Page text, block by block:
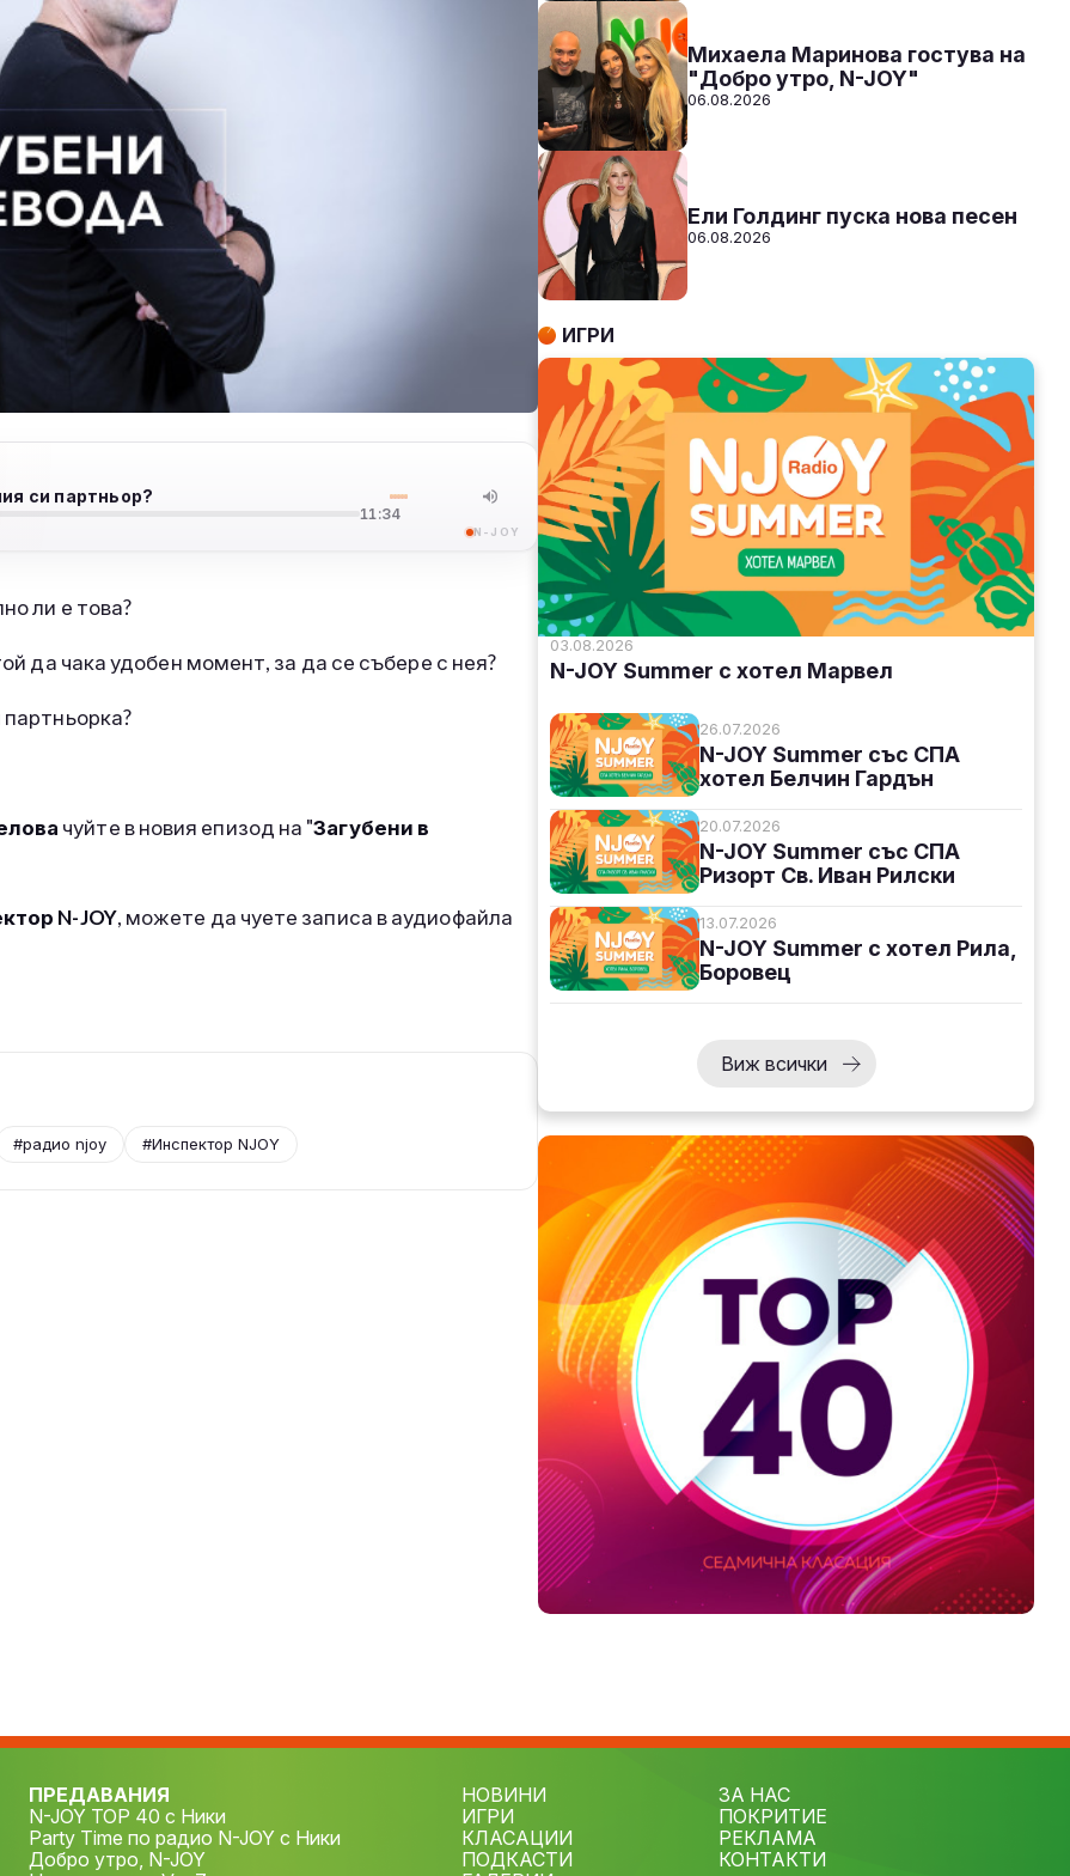
си партньор?
11:34
N-JOY
ли е това?
да чака удобен момент, за да се събере с нея?
чуйте в новия епизод на "Загубени в
N-JOY, можете да чуете записа в аудиофайла
#радио njoy #Инспектор NJOY
Михаела Маринова гостува на
"Добро утро, N-JOY"
06.08.2026
Ели Голдинг пуска нова песен
06.08.2026
ИГРИ
03.08.2026
N-JOY Summer с хотел Марвел
26.07.2026
N-JOY Summer със СПА
хотел Белчин Гардън
20.07.2026
N-JOY Summer със СПА
Ризорт Св. Иван Рилски
13.07.2026
N-JOY Summer с хотел Рила,
Боровец
Виж всички
ПРЕДАВАНИЯ
N-JOY TOP 40 с Ники
Party Time по радио N-JOY с Ники
Добро утро, N-JOY
НОВИНИ
ИГРИ
КЛАСАЦИИ
ПОДКАСТИ
ЗА НАС
ПОКРИТИЕ
РЕКЛАМА
КОНТАКТИ